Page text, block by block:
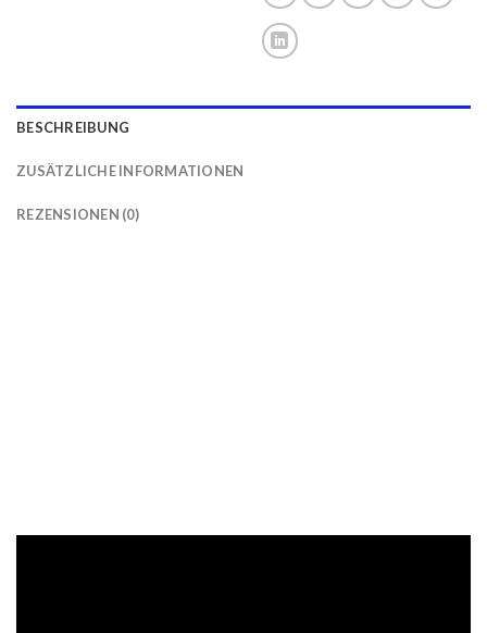
BESCHREIBUNG
ZUSÄTZLICHE INFORMATIONEN
REZENSIONEN (0)